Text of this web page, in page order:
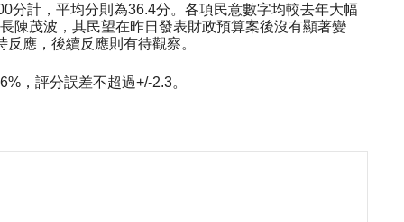
分計，平均分則為36.4分。各項民意數字均較去年大幅
陳茂波，其民望在昨日發表財政預算案後沒有顯著變
應，後續反應則有待觀察。
，評分誤差不超過+/-2.3。